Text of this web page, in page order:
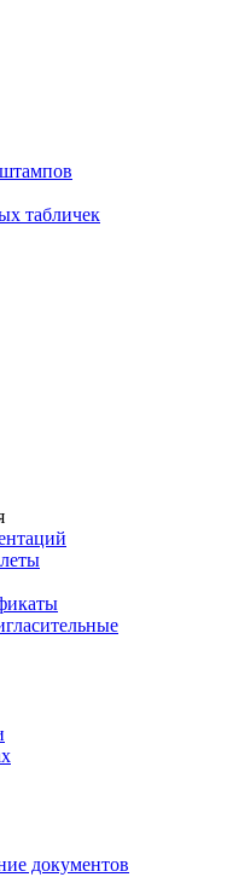
табличек
документов